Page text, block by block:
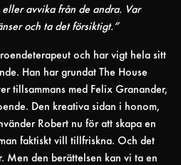
avvika från de andra. Var
och ta det försiktigt.”
och har vigt hela sitt
Han har grundat The House
tillsammans med Felix Granander,
Den kreativa sidan i honom,
Robert nu för att skapa en
faktiskt vill tillfriskna. Och det
Men den berättelsen kan vi ta en